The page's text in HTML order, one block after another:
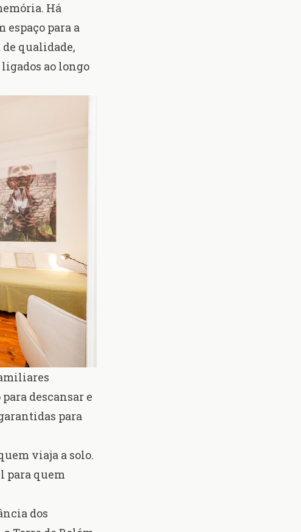
Há
espaço para a
qualidade,
ao longo
descansar e
para
viaja a solo.
para quem
dos